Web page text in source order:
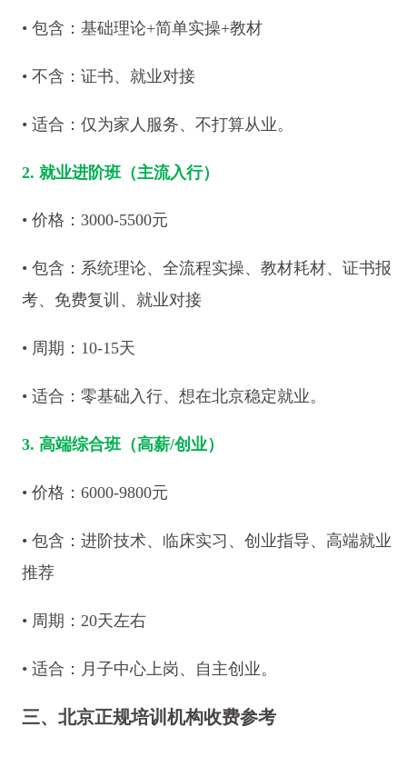
• 包含：基础理论+简单实操+教材
• 不含：证书、就业对接
• 适合：仅为家人服务、不打算从业。
2. 就业进阶班（主流入行）
• 价格：3000-5500元
• 包含：系统理论、全流程实操、教材耗材、证书报
考、免费复训、就业对接
• 周期：10-15天
• 适合：零基础入行、想在北京稳定就业。
3. 高端综合班（高薪/创业）
• 价格：6000-9800元
• 包含：进阶技术、临床实习、创业指导、高端就业
推荐
• 周期：20天左右
• 适合：月子中心上岗、自主创业。
三、北京正规培训机构收费参考